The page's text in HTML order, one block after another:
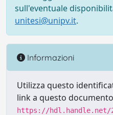
sull'eventuale
unitesi@unipv.it.
Informazioni
Utilizza questo
link a questo
https://hdl.handle.net/